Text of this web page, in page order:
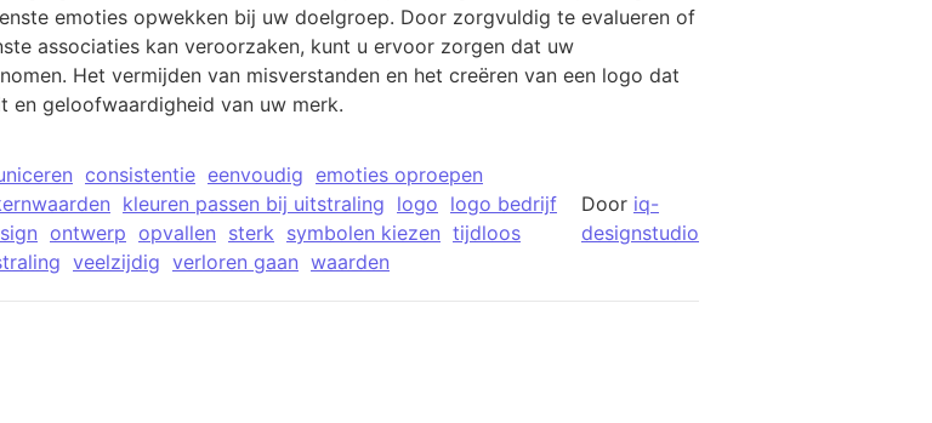
emoties opwekken bij uw doelgroep. Door zorgvuldig te evalueren of
associaties kan veroorzaken, kunt u ervoor zorgen dat uw
Het vermijden van misverstanden en het creëren van een logo dat
geloofwaardigheid van uw merk.
consistentie eenvoudig emoties oproepen
kleuren passen bij uitstraling logo logo bedrijf
ontwerp opvallen sterk symbolen kiezen tijdloos
veelzijdig verloren gaan waarden
Door iq-
designstudio